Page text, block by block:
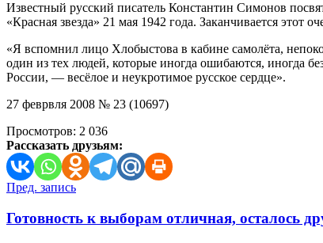
Известный русский писатель Константин Симонов
«Красная звезда» 21 мая 1942 года. Заканчивается этот
«Я вспомнил лицо Хлобыстова в кабине самолёта,
один из тех людей, которые иногда ошибаются, иногда
России, — весёлое и неукротимое русское сердце».
27 феврвля 2008 № 23 (10697)
Просмотров: 2 036
Рассказать друзьям:
Навигация
по
Пред. запись
Готовность к выборам отличная, осталось